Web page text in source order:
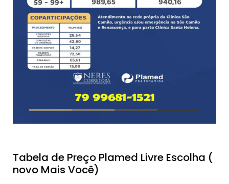
Tabela de Preço Plamed Livre Escolha (
novo Mais Você)